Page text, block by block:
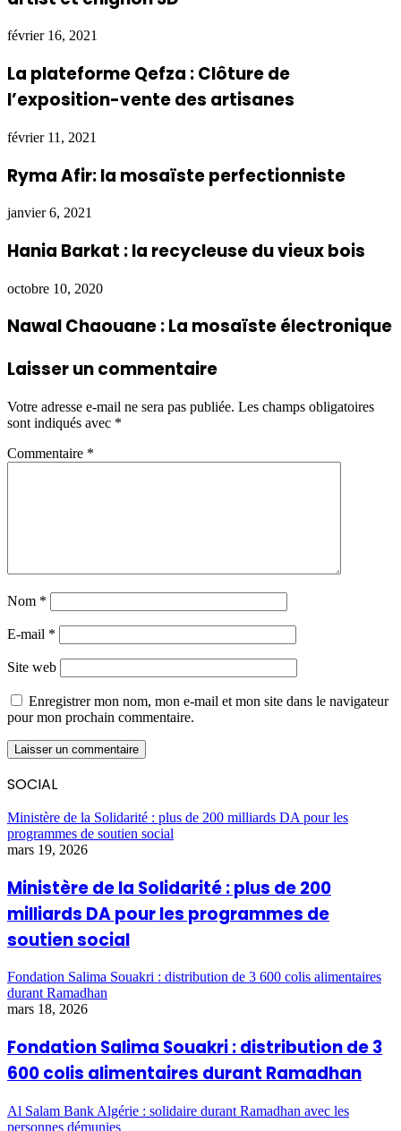
février 16, 2021
La plateforme Qefza : Clôture de
l’exposition-vente des artisanes
février 11, 2021
Ryma Afir: la mosaïste perfectionniste
janvier 6, 2021
Hania Barkat : la recycleuse du vieux bois
octobre 10, 2020
Nawal Chaouane : La mosaïste électronique
Laisser un commentaire
Votre adresse e-mail ne sera pas publiée. Les champs obligatoires
sont indiqués avec *
Commentaire *
Nom *
E-mail *
Site web
Enregistrer mon nom, mon e-mail et mon site dans le navigateur
pour mon prochain commentaire.
SOCIAL
Ministère de la Solidarité : plus de 200 milliards DA pour les
programmes de soutien social
mars 19, 2026
Ministère de la Solidarité : plus de 200
milliards DA pour les programmes de
soutien social
Fondation Salima Souakri : distribution de 3 600 colis alimentaires
durant Ramadhan
mars 18, 2026
Fondation Salima Souakri : distribution de 3
600 colis alimentaires durant Ramadhan
Al Salam Bank Algérie : solidaire durant Ramadhan avec les
personnes démunies